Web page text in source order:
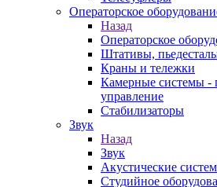
Операторское
Назад
Операторское
Штативы,
Краны и тележки
Камерные системы -
управление
Стабилизаторы
Звук
Назад
Звук
Акустические
Студийное